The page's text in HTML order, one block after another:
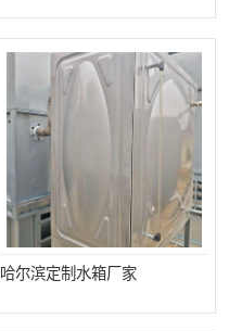
哈尔滨定制水箱厂家